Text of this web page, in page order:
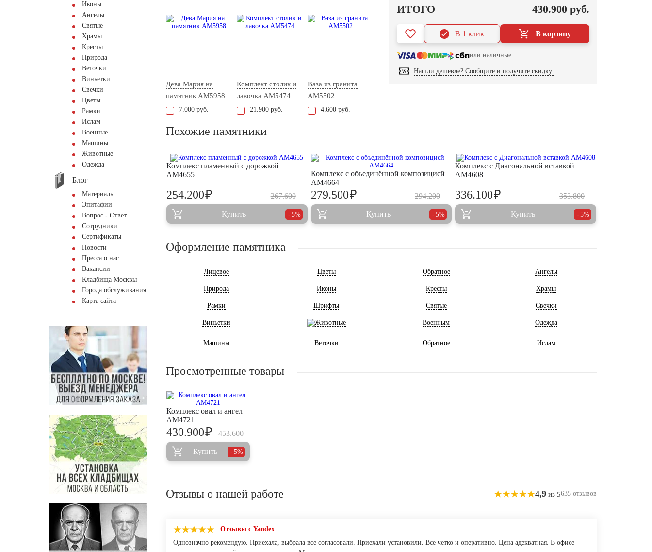
Иконы
Ангелы
Святые
Храмы
Кресты
Природа
Веточки
Виньетки
Свечки
Цветы
Рамки
Ислам
Военные
Машины
Животные
Одежда
Блог
Материалы
Эпитафии
Вопрос - Ответ
Сотрудники
Сертификаты
Новости
Пресса о нас
Вакансии
Кладбища Москвы
Города обслуживания
Карта сайта
Дева Мария на
памятник AM5958
7.000 руб.
Комплект столик и
лавочка АМ5474
21.900 руб.
Ваза из гранита
AM5502
4.600 руб.
ИТОГО 430.900 руб.
В корзину
В 1 клик
или наличные.
Нашли дешевле? Сообщите и получите скидку.
Похожие памятники
Комплекс пламенный с дорожкой
AM4655
267.600
254.200₽
Купить 5%
Комплекс с объединённой композицией
AM4664
294.200
279.500₽
Купить 5%
Комплекс с Диагональной вставкой
AM4608
353.800
336.100₽
Купить 5%
Оформление памятника
Лицевое Цветы Обратное Ангелы
Природа Иконы Кресты Храмы
Рамки Шрифты Святые Свечки
Виньетки Животные Военным Одежда
Машины Веточки Обратное Ислам
Просмотренные товары
Комплекс овал и ангел
AM4721
453.600
430.900₽
Купить 5%
Отзывы о нашей работе 4,9 из 5635 отзывов
Отзывы с Yandex
Однозначно рекомендую. Приехала, выбрала все согласовали. Приехали установили. Все четко и оперативно. Цена адекватная. В офисе